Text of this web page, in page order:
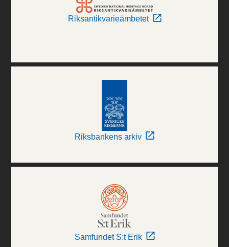
Riksantikvarieämbetet
Riksbankens arkiv
Samfundet S:t Erik